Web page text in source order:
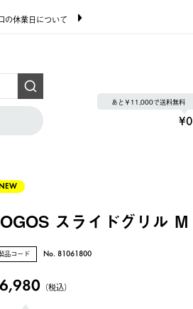
の休業日について
あと￥11,000で送料無料
¥0
NEW
スライドグリル M
品コード No. 81061800
（税込）